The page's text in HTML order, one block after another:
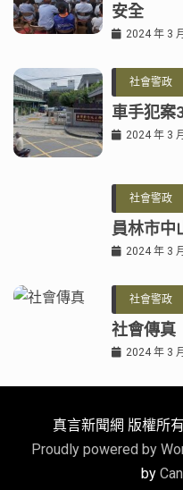
安全
2024 年 3
社會警政
車手犯案
2024 年 3
社會警政
員林市中
2024 年 3
社會警政
社會傳真
2024 年 3
真言新聞網 版權所
Proudly powered by
by